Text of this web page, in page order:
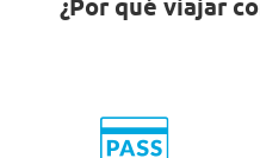
¿Por qué viajar